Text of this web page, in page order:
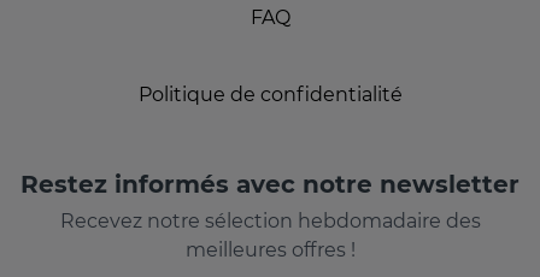
FAQ
Politique de confidentialité
Restez informés avec notre newsletter
Recevez notre sélection hebdomadaire des
meilleures offres !